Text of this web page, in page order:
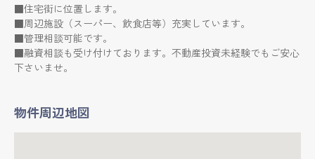
■住宅街に位置します。
■周辺施設（スーパー、飲食店等）充実しています。
■管理相談可能です。
■融資相談も受け付けております。不動産投資未経験でもご安心
下さいませ。
物件周辺地図